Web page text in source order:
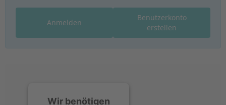
Benutzerkonto
erstellen
Anmelden
Wir benötigen